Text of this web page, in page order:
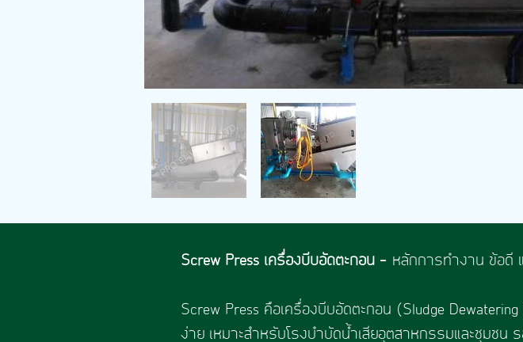
Screw Press เครื่องบีบอัดตะกอน - หลักการทำงาน ข้อดี
Screw Press คือเครื่องบีบอัดตะกอน (Sludge
ง่าย เหมาะสำหรับโรงบำบัดน้ำเสียอุตสาหกรรมและชุมชน